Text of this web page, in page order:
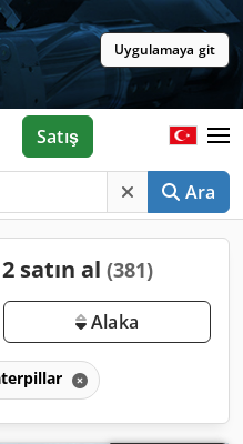
Uygulamaya git
Ara
Satış
satın al (381)
Alaka